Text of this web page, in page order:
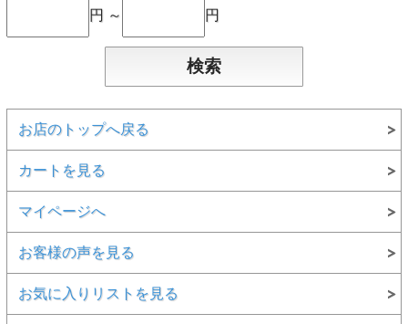
円 ～
円
お店のトップへ戻る
カートを見る
マイページへ
お客様の声を見る
お気に入りリストを見る